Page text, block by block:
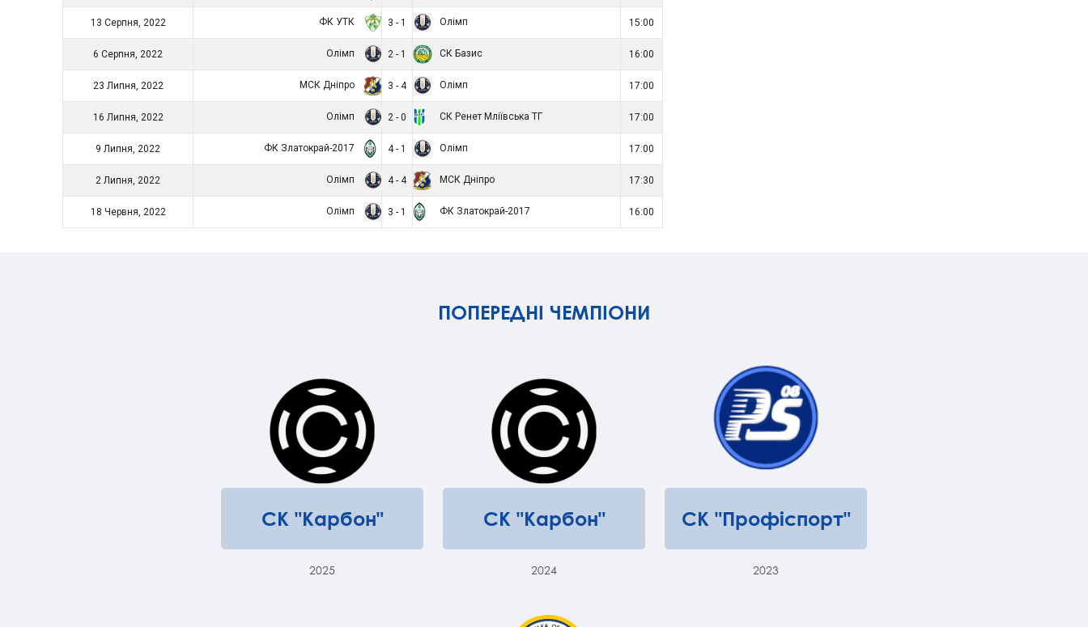
13 Серпня, 2022 ФК УТК 3 - 1 Олімп 15:00
6 Серпня, 2022 Олімп 2 - 1 СК Базис 16:00
23 Липня, 2022 МСК Дніпро 3 - 4 Олімп 17:00
16 Липня, 2022 Олімп 2 - 0 СК Ренет Мліївська ТГ 17:00
9 Липня, 2022 ФК Златокрай-2017 4 - 1 Олімп 17:00
2 Липня, 2022 Олімп 4 - 4 МСК Дніпро 17:30
18 Червня, 2022 Олімп 3 - 1 ФК Златокрай-2017 16:00
ПОПЕРЕДНІ ЧЕМПІОНИ
СК "Карбон"
2025
СК "Карбон"
2024
СК "Профіспорт"
2023